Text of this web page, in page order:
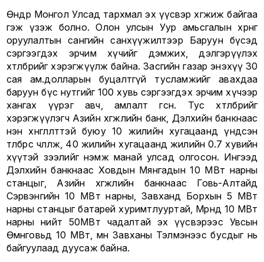
Өнөөдөр Монгол Улсад тархмал эх үүсвэр хөгжиж байгаа
гэж үзэж болно. Олон улсын Уур амьсгалын хөрөнгө
оруулалтын сангийн санхүүжилтээр Баруун бүсэд
сэргээгдэх эрчим хүчийг дэмжих, дэлгэрүүлэх
хөтөлбөрийг хэрэгжүүлж байна. Засгийн газар энэхүү 30
сая ам.долларын буцалтгүй тусламжийг авахдаа
баруун бүс нутгийг 100 хувь сэргээгдэх эрчим хүчээр
хангах үүрэг авч, амлалт өгсөн. Тус хөтөлбөрийг
хэрэгжүүлэгч Азийн хөгжлийн банк, Дэлхийн банкнаас
нэн хөнгөлөлттэй буюу 10 жилийн хугацаанд үндсэн
төлбөрөөс чөлөөлж, 40 жилийн хугацаанд жилийн 0.7 хувийн
хүүтэй зээлийг нэмж манай улсад олгосон. Ингээд
Дэлхийн банкнаас Ховдын Мянгадын 10 МВт нарны
станцыг, Азийн хөгжлийн банкнаас Говь-Алтайд
Сэрвэнгийн 10 МВт нарны, Завханд Борхын 5 МВт
нарны станцыг батарей хуримтлууртай, Мөрөнд 10 МВт
нарны нийт 50МВт чадалтай эх үүсвэрээс Увсын
Өмнөговьд 10 МВт, мөн Завханы Тэлмэнээс бусдыг нь
байгуулаад дуусаж байна.